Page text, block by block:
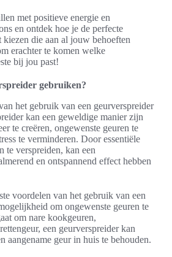
met positieve energie en
en ontdek hoe je de perfecte
kiezen die aan al jouw behoeften
erachter te komen welke
bij jou past!
gebruiken?
het gebruik van een geurverspreider
kan een geweldige manier zijn
te creëren, ongewenste geuren te
te verminderen. Door essentiële
te verspreiden, kan een
en ontspannend effect hebben
voordelen van het gebruik van een
om ongewenste geuren te
om nare kookgeuren,
een geurverspreider kan
aangename geur in huis te behouden.